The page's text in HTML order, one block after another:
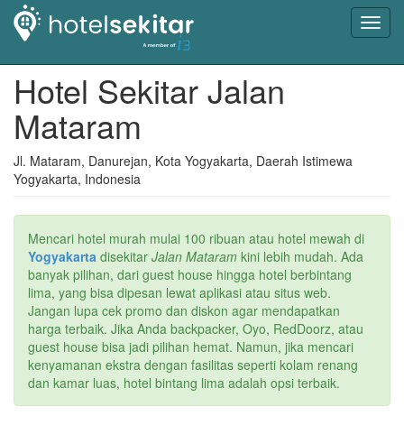
Hotel Sekitar Jalan
Mataram
Jl. Mataram, Danurejan, Kota Yogyakarta, Daerah Istimewa
Yogyakarta, Indonesia
Mencari hotel murah mulai 100 ribuan atau hotel mewah di
Yogyakarta disekitar Jalan Mataram kini lebih mudah. Ada
banyak pilihan, dari guest house hingga hotel berbintang
lima, yang bisa dipesan lewat aplikasi atau situs web.
Jangan lupa cek promo dan diskon agar mendapatkan
harga terbaik. Jika Anda backpacker, Oyo, RedDoorz, atau
guest house bisa jadi pilihan hemat. Namun, jika mencari
kenyamanan ekstra dengan fasilitas seperti kolam renang
dan kamar luas, hotel bintang lima adalah opsi terbaik.